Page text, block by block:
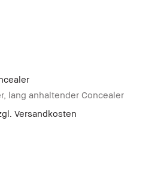
lang anhaltender Concealer
Versandkosten